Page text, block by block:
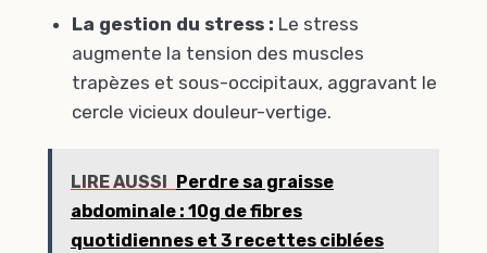
La gestion du stress : Le stress
augmente la tension des muscles
trapèzes et sous-occipitaux, aggravant le
cercle vicieux douleur-vertige.
LIRE AUSSI
Perdre sa graisse
abdominale : 10g de fibres
quotidiennes et 3 recettes ciblées